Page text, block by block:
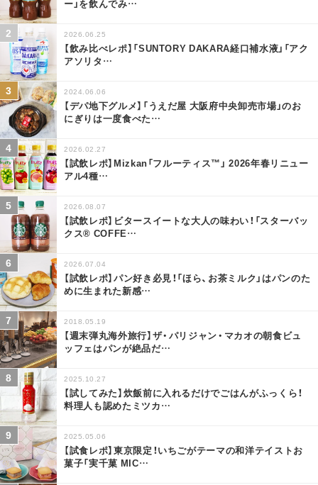
ー」を飲んでみ…
2026.06.25
【飲み比べレポ】「SUNTORY DAKARA経口補水液」「アク
アソリタ…
2024.06.06
【デパ地下グルメ】「うえだ屋 大阪府中央卸売市場」のお
にぎりは一度食べた…
2026.02.27
【試飲レポ】Mizkan「フルーティス™」 2026年春リニュー
アル4種…
2026.08.07
【試飲レポ】ビタースイートな大人の味わい！「スターバッ
クス® COFFE…
2026.07.04
【試飲レポ】パン好き必見！「ほら、お茶ミルク」はパンのた
めに生まれた新感…
2018.05.19
【週末弾丸海外旅行】ザ・パリジャン・マカオの朝食ビュ
ッフェはパンが絶品だ…
2025.10.27
【試してみた】炊飯前に入れるだけでごはんがふっくら！
料理人も認めたミツカ…
2025.05.06
【試食レポ】東京限定！いちごがテーマの和洋テイストお
菓子「実千菓 MIC…